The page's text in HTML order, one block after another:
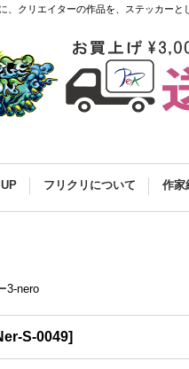
、クリエイターの作品を、ステッカー
フリクリについて 作家
3-nero
S-0049]